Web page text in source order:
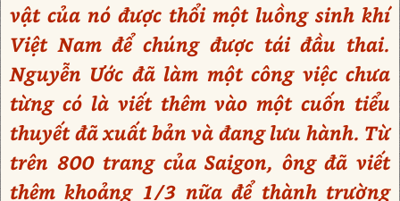
vật của nó được thổi một luồng sinh khí
Việt Nam để chúng được tái đầu thai.
Nguyễn Ước đã làm một công việc chưa
từng có là viết thêm vào một cuốn tiểu
thuyết đã xuất bản và đang lưu hành. Từ
trên 800 trang của Saigon, ông đã viết
thêm khoảng 1/3 nữa để thành trường